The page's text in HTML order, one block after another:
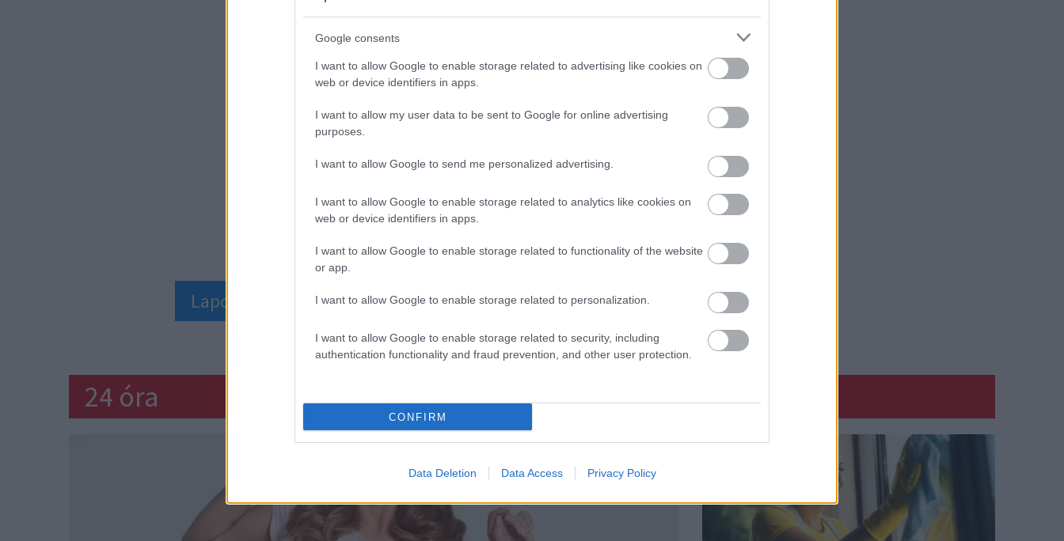
Google consents
I want to allow Google to enable storage related to advertising like cookies on
web or device identifiers in apps.
I want to allow my user data to be sent to Google for online advertising
purposes.
I want to allow Google to send me personalized advertising.
I want to allow Google to enable storage related to analytics like cookies on
web or device identifiers in apps.
I want to allow Google to enable storage related to functionality of the website
or app.
I want to allow Google to enable storage related to personalization.
I want to allow Google to enable storage related to security, including
authentication functionality and fraud prevention, and other user protection.
CONFIRM
Data Deletion Data Access Privacy Policy
Lapozz, a cikk a következő oldalon folytatódik!
24 óra